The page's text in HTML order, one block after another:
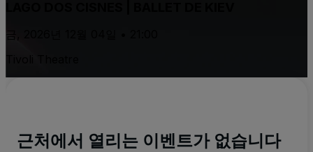
금, 2026년 12월 04일 • 21:00
근처에서 열리는 이벤트가 없습니다